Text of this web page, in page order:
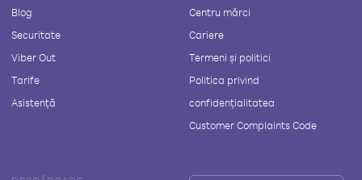
Blog
Securitate
Viber Out
Tarife
Asistență
Centru mărci
Cariere
Termeni și politici
Politica privind
confidențialitatea
Customer Complaints Code